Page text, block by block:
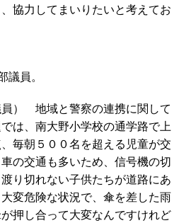
協力してまいりたいと考えてお
員。
） 地域と警察の連携に関して
は、南大野小学校の通学路で上
毎朝５００名を超える児童が交
の交通も多いため、信号機の切
り切れない子供たちが道路にあ
変危険な状況で、傘を差した雨
押し合って大変なんですけれど